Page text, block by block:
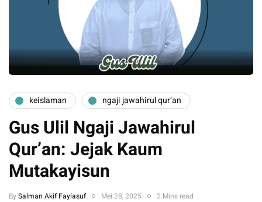
keislaman ngaji jawahirul qur’an
Gus Ulil Ngaji Jawahirul
Qur’an: Jejak Kaum
Mutakayisun
By Salman Akif Faylasuf Mei 28, 2025 2 Mins read